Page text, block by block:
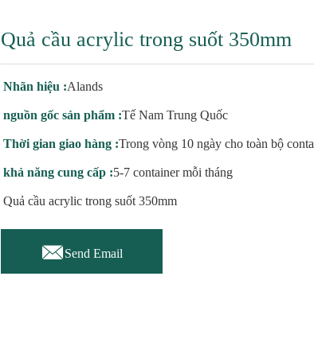
Quả cầu acrylic trong suốt 350mm
Nhãn hiệu :Alands
nguồn gốc sản phẩm :Tế Nam Trung Quốc
Thời gian giao hàng :Trong vòng 10 ngày cho toàn bộ
khả năng cung cấp :5-7 container mỗi tháng
Quả cầu acrylic trong suốt 350mm
Send Email